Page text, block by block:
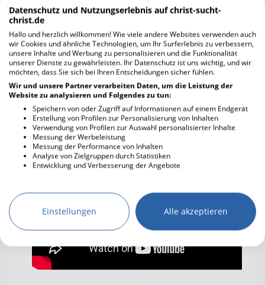
"How Great Is Our God"
- Chris Tomlin - Drum Cover - by Sal
Arnita
Datenschutz und Nutzungserlebnis auf christ-sucht-
christ.de
Hallo und herzlich willkommen! Wie viele andere Websites verwenden auch
wir Cookies und ähnliche Technologien, um Ihr Surferlebnis zu verbessern,
unsere Inhalte und Werbung zu personalisieren und die Funktionalität
unserer Dienste zu gewährleisten. Ihr Datenschutz ist uns wichtig, und wir
möchten, dass Sie sich bei Ihren Entscheidungen sicher fühlen.
Wir und unsere Partner verarbeiten Daten, um die Leistung der
Website zu analysieren und Folgendes zu tun:
Speichern von oder Zugriff auf Informationen auf einem Endgerät
Erstellung von Profilen zur Personalisierung von Inhalten
Verwendung von Profilen zur Auswahl personalisierter Inhalte
Messung der Werbeleistung
Messung der Performance von Inhalten
Analyse von Zielgruppen durch Statistiken
Entwicklung und Verbesserung der Angebote
Einstellungen Alle akzeptieren